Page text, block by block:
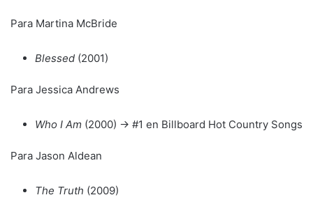
Para Martina McBride
Blessed (2001)
Para Jessica Andrews
Who I Am (2000) → #1 en Billboard Hot Country Songs
Para Jason Aldean
The Truth (2009)